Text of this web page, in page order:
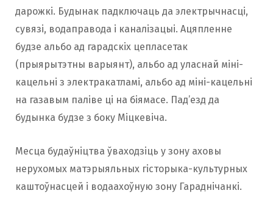
дарожкі. Будынак падключаць да электрычнасці,
сувязі, водаправода і каналізацыі. Ацяпленне
будзе альбо ад гарадскіх цепласетак
(прыярытэтны варыянт), альбо ад уласнай міні-
кацельні з электракатламі, альбо ад міні-кацельні
на газавым паліве ці на біямасе. Пад’езд да
будынка будзе з боку Міцкевіча.
Месца будаўніцтва ўваходзіць у зону аховы
нерухомых матэрыяльных гісторыка-культурных
каштоўнасцей і водаахоўную зону Гараднічанкі.